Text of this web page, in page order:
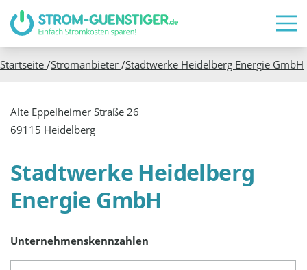
Startseite /Stromanbieter /Stadtwerke Heidelberg Energie GmbH
Stadtwerke Heidelberg
Energie GmbH
Unternehmenskennzahlen
Alte Eppelheimer Straße 26
69115 Heidelberg